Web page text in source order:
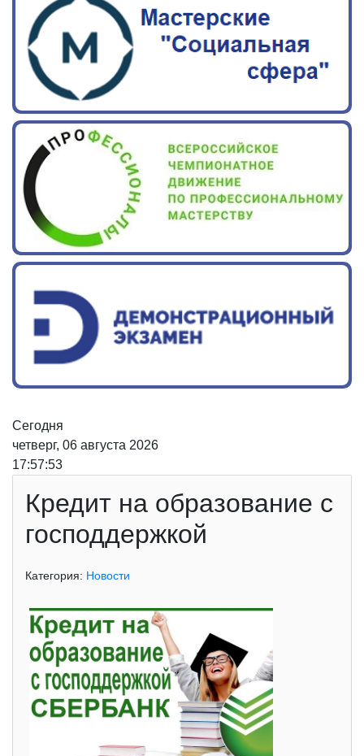
Сегодня
четверг, 06 августа 2026
17:57:53
Кредит на образование с
господдержкой
Категория: Новости